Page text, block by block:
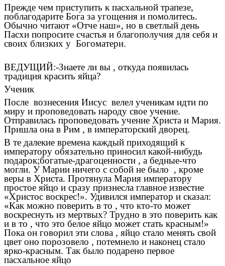
Прежде чем приступить к пасхальной трапезе,
поблагодарите Бога за угощения и помолитесь.
Обычно читают «Отче наш», но в светлый день
Пасхи попросите счастья и благополучия для себя и
своих близких у Богоматери.
ВЕДУЩИЙ:-Знаете ли вы , откуда появилась
традиция красить яйца?
Ученик
После вознесения Иисус велел ученикам идти по
миру и проповедовать народу свое учение.
Отправилась проповедовать учение Христа и Мария.
Пришла она в Рим , в императорский дворец.
В те далекие времена каждый приходящий к
императору обязательно приносил какой-нибудь
подарок;богатые-драгоценности , а бедные-что
могли. У Марии ничего с собой не было , кроме
веры в Христа. Протянула Мария императору
простое яйцо и сразу признесла главное известие
«Христос воскрес!». Удивился император и сказал:
«Как можно поверить в то , что кто-то может
воскреснуть из мертвых? Трудно в это поверить как
и в то , что это белое яйцо может стать красным!»
Пока он говорил эти слова , яйцо стало менять свой
цвет оно порозовело , потемнело и наконец стало
ярко-красным. Так было подарено первое
пасхальное яйцо